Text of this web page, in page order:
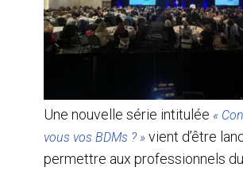
Une nouvelle série intitulée «
vous vos BDMs ? » vient d’être
permettre aux professionnels